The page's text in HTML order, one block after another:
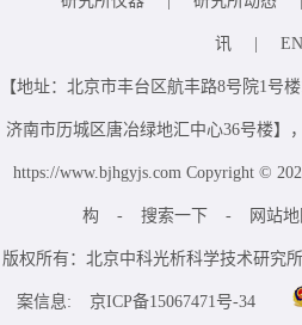
讯 EN
【地址：北京市丰台区航丰路8号院1号
济南市历城区唐冶绿地汇中心36号楼】
https://www.bjhgyjs.com Copyright ©
构 - 搜索一下 - 网站地
版权所有：北京中科光析科学技术研究
案信息: 京ICP备15067471号-34